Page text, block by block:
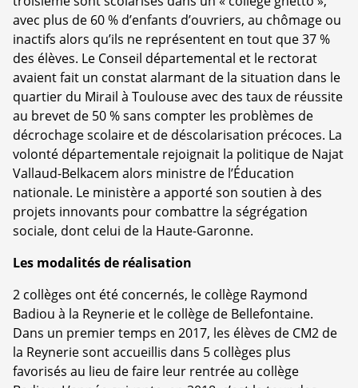
avec plus de 60 % d’enfants d’ouvriers, au chômage ou
inactifs alors qu’ils ne représentent en tout que 37 %
des élèves. Le Conseil départemental et le rectorat
avaient fait un constat alarmant de la situation dans le
quartier du Mirail à Toulouse avec des taux de réussite
au brevet de 50 % sans compter les problèmes de
décrochage scolaire et de déscolarisation précoces. La
volonté départementale rejoignait la politique de Najat
Vallaud-Belkacem alors ministre de l’Éducation
nationale. Le ministère a apporté son soutien à des
projets innovants pour combattre la ségrégation
sociale, dont celui de la Haute-Garonne.
Les modalités de réalisation
2 collèges ont été concernés, le collège Raymond
Badiou à la Reynerie et le collège de Bellefontaine.
Dans un premier temps en 2017, les élèves de CM2 de
la Reynerie sont accueillis dans 5 collèges plus
favorisés au lieu de faire leur rentrée au collège